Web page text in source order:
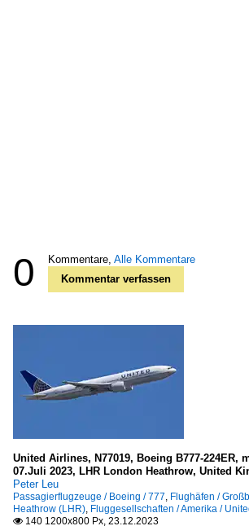
0 Kommentare, Alle Kommentare
Kommentar verfassen
United Airlines, N77019, Boeing B777-224ER,
07.Juli 2023, LHR London Heathrow, United
Peter Leu
Passagierflugzeuge / Boeing / 777, Flughäfen /
Heathrow (LHR), Fluggesellschaften / Amerika /
 140 1200x800 Px, 23.12.2023